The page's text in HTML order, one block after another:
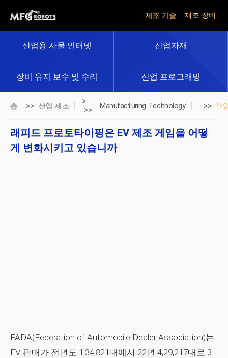
제조 기술 제조 장비
산업용 사물 인터넷 산업자재
장비 유지 보수 및 수리 산업 프로그래밍
>> 산업 제조
>
>>
Manufacturing Technology >> 산
래피드 프로토타이핑은 EV 제조 게임을 어떻
게 변화시키고 있습니까
FADA(Federation of Automobile Dealer Association)는
EV 판매가 전년도 1,34,821대에서 22년 4,29,217대로 3